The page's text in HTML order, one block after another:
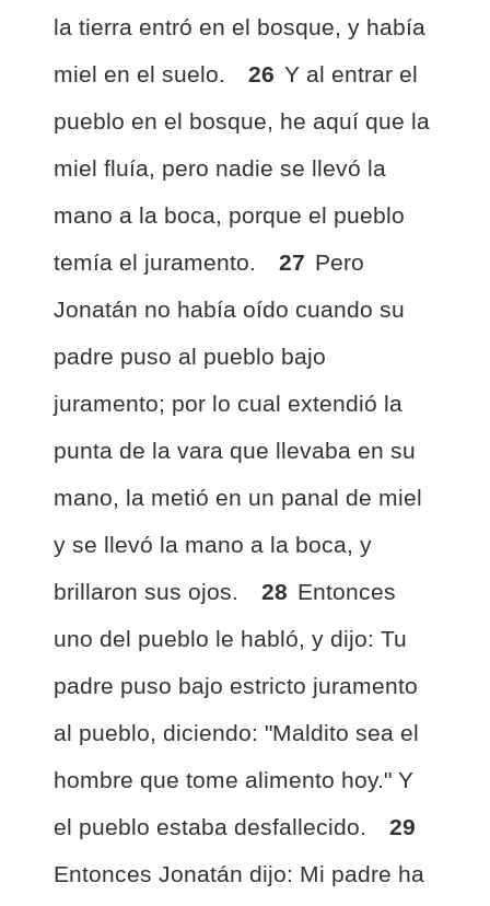
la tierra entró en el bosque, y había
miel en el suelo.
26 Y al entrar el
pueblo en el bosque, he aquí que la
miel fluía, pero nadie se llevó la
mano a la boca, porque el pueblo
temía el juramento.
27 Pero
Jonatán no había oído cuando su
padre puso al pueblo bajo
juramento; por lo cual extendió la
punta de la vara que llevaba en su
mano, la metió en un panal de miel
y se llevó la mano a la boca, y
brillaron sus ojos.
28 Entonces
uno del pueblo le habló, y dijo: Tu
padre puso bajo estricto juramento
al pueblo, diciendo: "Maldito sea el
hombre que tome alimento hoy." Y
el pueblo estaba desfallecido.
29
Entonces Jonatán dijo: Mi padre ha